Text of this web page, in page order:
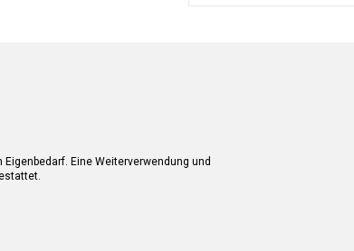
Eine Weiterverwendung und